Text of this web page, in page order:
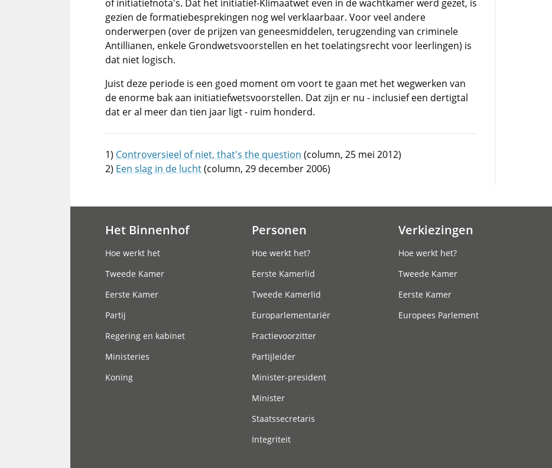
of initiatiefnota's. Dat het initiatief-Klimaatwet even in de wachtkamer werd gezet, is
gezien de formatiebesprekingen nog wel verklaarbaar. Voor veel andere
onderwerpen (over de prijzen van geneesmiddelen, terugzending van criminele
Antillianen, enkele Grondwetsvoorstellen en het toelatingsrecht voor leerlingen) is
dat niet logisch.
Juist deze periode is een goed moment om voort te gaan met het wegwerken van
de enorme bak aan initiatiefwetsvoorstellen. Dat zijn er nu - inclusief een dertigtal
dat er al meer dan tien jaar ligt - ruim honderd.
1) Controversieel of niet, that's the question (column, 25 mei 2012)
2) Een slag in de lucht(column, 29 december 2006)
Het Binnenhof
Hoe werkt het
Tweede Kamer
Eerste Kamer
Partij
Regering en kabinet
Ministeries
Koning
Personen
Hoe werkt het?
Eerste Kamerlid
Tweede Kamerlid
Europarlementariër
Fractievoorzitter
Partijleider
Minister-president
Minister
Staatssecretaris
Integriteit
Verkiezingen
Hoe werkt het?
Tweede Kamer
Eerste Kamer
Europees Parlement